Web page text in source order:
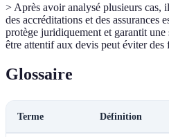
> Après avoir analysé plusieurs cas,
des accréditations et des assurances
protège juridiquement et garantit
être attentif aux devis peut éviter des
Glossaire
Terme Définition